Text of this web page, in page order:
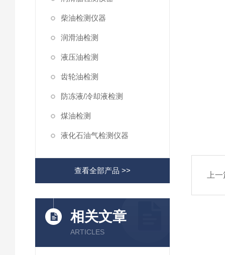
柴油检测仪器
润滑油检测
液压油检测
齿轮油检测
防冻液/冷却液检测
煤油检测
液化石油气检测仪器
查看全部产品 >>
相关文章
ARTICLES
上